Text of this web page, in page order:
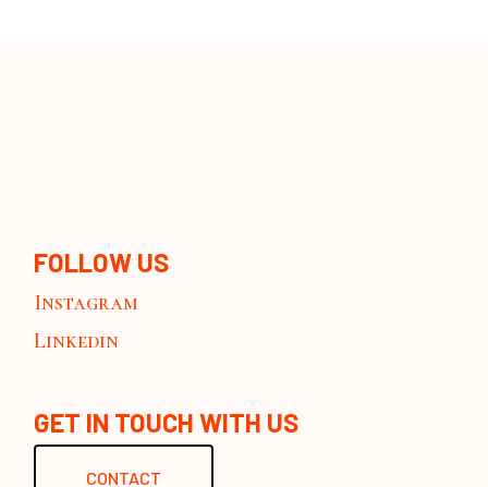
FOLLOW US
Instagram
Linkedin
GET IN TOUCH WITH US
CONTACT